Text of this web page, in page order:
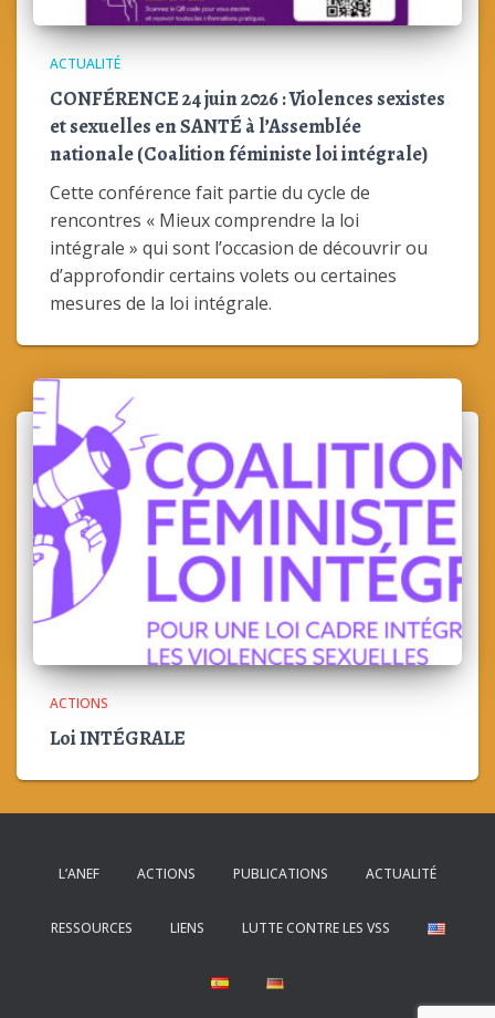
ACTUALITÉ
CONFÉRENCE 24 juin 2026 : Violences sexistes
et sexuelles en SANTÉ à l’Assemblée
nationale (Coalition féministe loi intégrale)
Cette conférence fait partie du cycle de
rencontres « Mieux comprendre la loi
intégrale » qui sont l’occasion de découvrir ou
d’approfondir certains volets ou certaines
mesures de la loi intégrale.
ACTIONS
Loi INTÉGRALE
L’ANEF ACTIONS PUBLICATIONS ACTUALITÉ
RESSOURCES LIENS LUTTE CONTRE LES VSS